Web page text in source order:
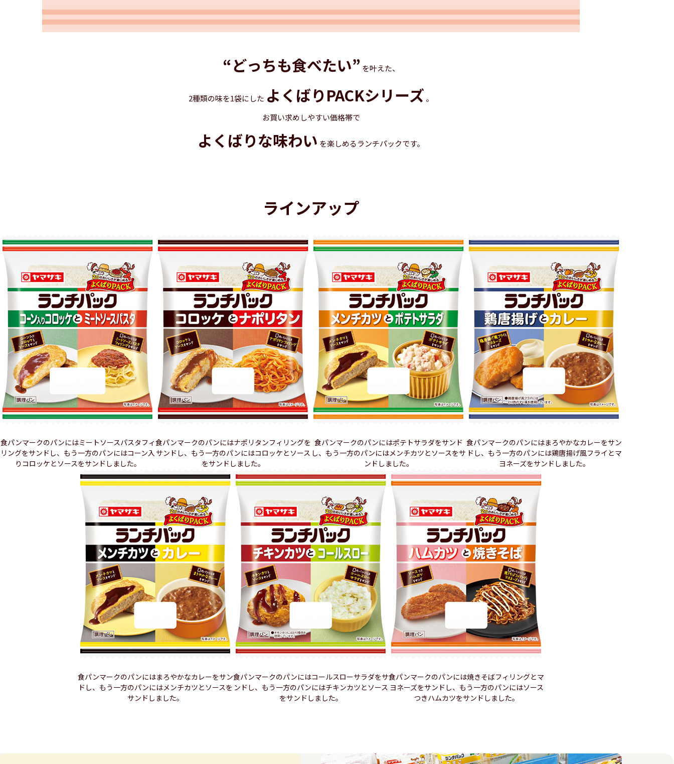
“どっちも食べたい” を叶えた、
2種類の味を1袋にした よくばりPACKシリーズ 。
お買い求めしやすい価格帯で
よくばりな味わい を楽しめるランチパックです。
ラインアップ
食パンマークのパンにはミートソースパスタフィ
リングをサンドし、もう一方のパンにはコーン入
りコロッケとソースをサンドしました。
食パンマークのパンにはナポリタンフィリングを
サンドし、もう一方のパンにはコロッケとソース
をサンドしました。
食パンマークのパンにはポテトサラダをサンド
し、もう一方のパンにはメンチカツとソースをサ
ンドしました。
食パンマークのパンにはまろやかなカレーをサン
ドし、もう一方のパンには鶏唐揚げ風フライとマ
ヨネーズをサンドしました。
食パンマークのパンにはまろやかなカレーをサン
ドし、もう一方のパンにはメンチカツとソースを
サンドしました。
食パンマークのパンにはコールスローサラダをサ
ンドし、もう一方のパンにはチキンカツとソース
をサンドしました。
食パンマークのパンには焼きそばフィリングとマ
ヨネーズをサンドし、もう一方のパンにはソース
つきハムカツをサンドしました。